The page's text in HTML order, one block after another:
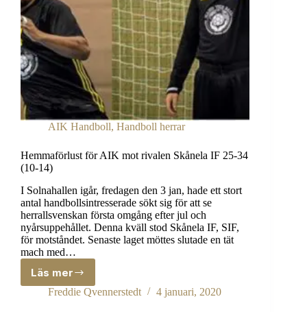
AIK Handboll, Handboll herrar
Hemmaförlust för AIK mot rivalen Skånela IF 25-34
(10-14)
I Solnahallen igår, fredagen den 3 jan, hade ett stort
antal handbollsintresserade sökt sig för att se
herrallsvenskan första omgång efter jul och
nyårsuppehållet. Denna kväll stod Skånela IF, SIF,
för motståndet. Senaste laget möttes slutade en tät
mach med…
Läs merHemmaförlust
för
Freddie Qvennerstedt 4 januari, 2020